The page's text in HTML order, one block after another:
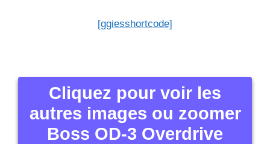
[ggiesshortcode]
Cliquez pour voir les
autres images ou zoomer
Boss OD-3 Overdrive